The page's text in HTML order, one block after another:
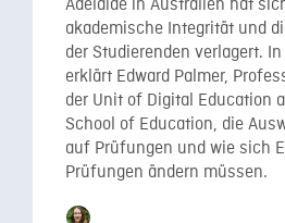
Adelaide in Australien hat
akademische Integrität und
der Studierenden verlagert.
erklärt Edward Palmer,
der Unit of Digital Education
School of Education, die
auf Prüfungen und wie sich
Prüfungen ändern müssen.